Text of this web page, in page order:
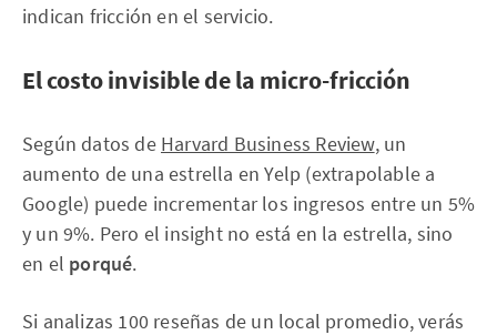
indican fricción en el servicio.
El costo invisible de la micro-fricción
Según datos de Harvard Business Review, un
aumento de una estrella en Yelp (extrapolable a
Google) puede incrementar los ingresos entre un 5%
y un 9%. Pero el insight no está en la estrella, sino
en el porqué.
Si analizas 100 reseñas de un local promedio, verás